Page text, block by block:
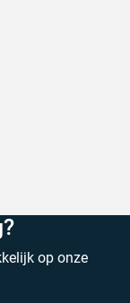
op onze